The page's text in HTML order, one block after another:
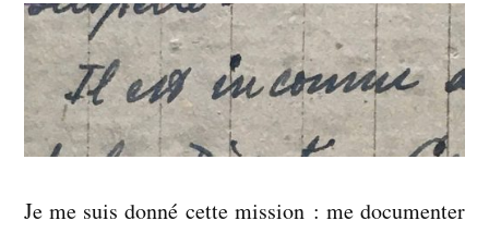
Je me suis donné cette mission : me documenter